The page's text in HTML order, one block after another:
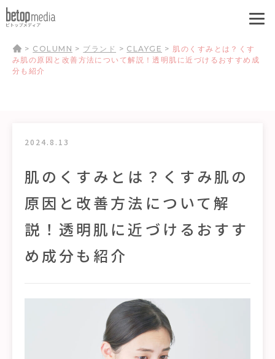
> COLUMN > ブランド > CLAYGE > 肌のくすみとは？くす
み肌の原因と改善方法について解説！透明肌に近づけるおすすめ成
分も紹介
2024.8.13
肌のくすみとは？くすみ肌の
原因と改善方法について解
説！透明肌に近づけるおすす
め成分も紹介